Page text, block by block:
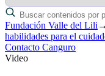
Fundación Valle del Lili →
habilidades para el
Contacto Canguro
Video